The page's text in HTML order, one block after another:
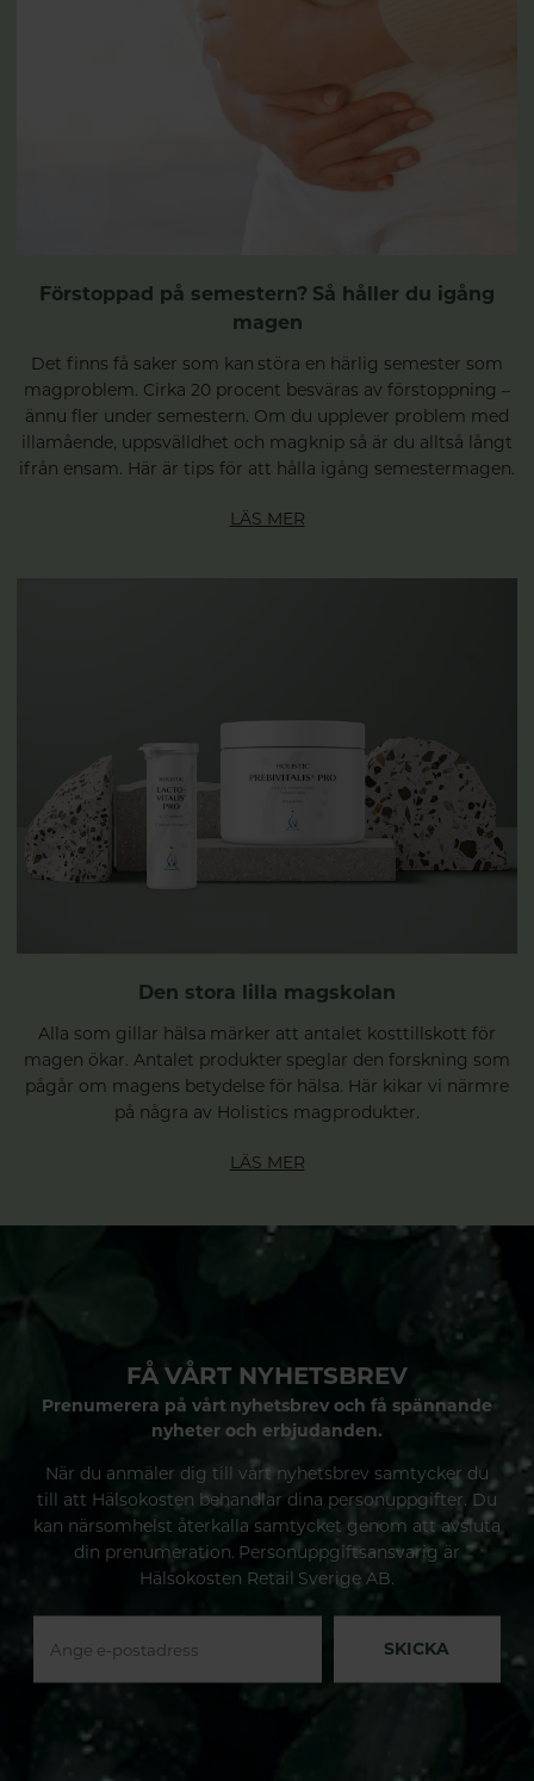
Förstoppad på semestern? Så håller du igång
magen
Det finns få saker som kan störa en härlig semester som
magproblem. Cirka 20 procent besväras av förstoppning –
ännu fler under semestern. Om du upplever problem med
illamående, uppsvälldhet och magknip så är du alltså långt
ifrån ensam. Här är tips för att hålla igång semestermagen.
LÄS MER
Den stora lilla magskolan
Alla som gillar hälsa märker att antalet kosttillskott för
magen ökar. Antalet produkter speglar den forskning som
pågår om magens betydelse för hälsa. Här kikar vi närmre
på några av Holistics magprodukter.
LÄS MER
FÅ VÅRT NYHETSBREV
Prenumerera på vårt nyhetsbrev och få spännande
nyheter och erbjudanden.
När du anmäler dig till vårt nyhetsbrev samtycker du
till att Hälsokosten behandlar dina personuppgifter. Du
kan närsomhelst återkalla samtycket genom att avsluta
din prenumeration. Personuppgiftsansvarig är
Hälsokosten Retail Sverige AB.
SKICKA